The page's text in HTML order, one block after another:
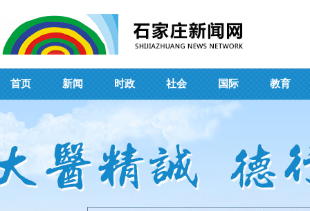
首页 新闻 时政 社会 国际 教育